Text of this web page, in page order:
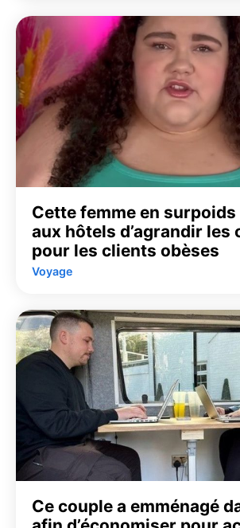
Cette femme en surpoids
aux hôtels d’agrandir les
pour les clients obèses
Voyage
Ce couple a emménagé